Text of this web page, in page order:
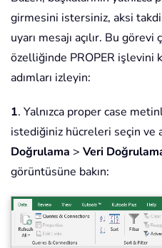
girmesini istersiniz, aksi
uyarı mesajı açılır. Bu
özelliğinde PROPER işlevini
adımları izleyin:
1. Yalnızca proper case
istediğiniz hücreleri seçin ve
Doğrulama > Veri
görüntüsüne bakın: